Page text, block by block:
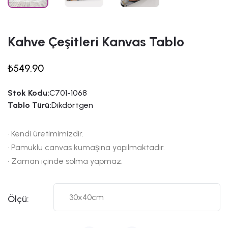
Kahve Çeşitleri Kanvas Tablo
₺549,90
Stok Kodu:C701-1068
Tablo Türü:Dikdörtgen
• Kendi üretimimizdir.
• Pamuklu canvas kumaşına yapılmaktadır.
• Zaman içinde solma yapmaz.
Ölçü: